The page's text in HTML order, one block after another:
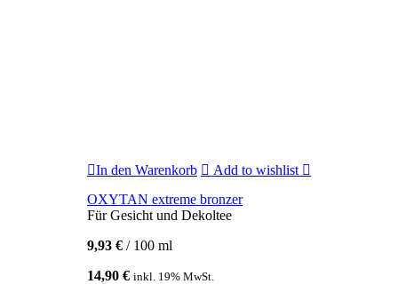
In den Warenkorb
Add to wishlist
OXYTAN extreme bronzer
Für Gesicht und Dekoltee
9,93 € / 100 ml
14,90 € inkl. 19% MwSt.